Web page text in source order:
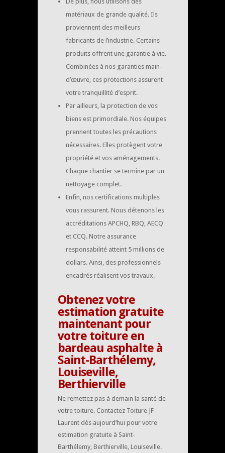
matériaux de grande qualité. Ils
proviennent des meilleurs
fabricants de l’industrie. Certains
produits offrent une garantie à vie.
Combinées à nos garanties main-
d’œuvre, ces protections assurent
votre tranquillité d’esprit.
Par ailleurs, la protection de vos
biens est primordiale. Nos équipes
prennent toutes les précautions
nécessaires. Elles protègent votre
propriété et vos aménagements.
Chaque chantier se termine par un
nettoyage complet.
Enfin, nos certifications multiples
vous rassurent. Nous détenons les
accréditations APCHQ, RBQ, AECQ
et CCQ. Notre assurance
responsabilité atteint 5 millions de
dollars. Ainsi, des professionnels
encadrés réalisent vos travaux.
Obtenez votre
estimation gratuite
maintenant pour
votre toiture en
bardeau asphalte à
Saint-Barthélemy,
Louiseville,
Berthierville
Ne remettez pas à demain la santé de
votre toiture. Contactez Toiture JF
Laurent dès aujourd’hui pour votre
estimation gratuite à Saint-
Barthélemy, Berthierville, Louiseville.